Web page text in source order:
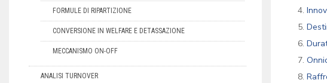
FORMULE DI RIPARTIZIONE
CONVERSIONE IN WELFARE E DETASSAZIONE
MECCANISMO ON-OFF
ANALISI TURNOVER